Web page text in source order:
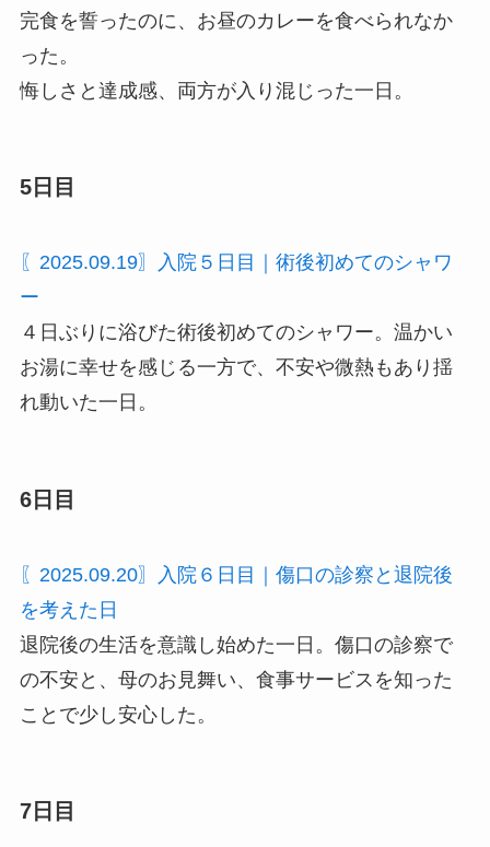
完食を誓ったのに、お昼のカレーを食べられなか
った。
悔しさと達成感、両方が入り混じった一日。
5日目
〖2025.09.19〗入院５日目｜術後初めてのシャワ
ー
４日ぶりに浴びた術後初めてのシャワー。温かい
お湯に幸せを感じる一方で、不安や微熱もあり揺
れ動いた一日。
6日目
〖2025.09.20〗入院６日目｜傷口の診察と退院後
を考えた日
退院後の生活を意識し始めた一日。傷口の診察で
の不安と、母のお見舞い、食事サービスを知った
ことで少し安心した。
7日目